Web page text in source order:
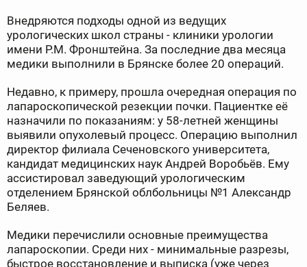
Внедряются подходы одной из ведущих
урологических школ страны - клиники урологии
имени Р.М. Фронштейна. За последние два месяца
медики выполнили в Брянске более 20 операций.
Недавно, к примеру, прошла очередная операция по
лапароскопической резекции почки. Пациентке её
назначили по показаниям: у 58-летней женщины
выявили опухолевый процесс. Операцию выполнил
директор филиала Сеченовского университета,
кандидат медицинских наук Андрей Воробьёв. Ему
ассистировал заведующий урологическим
отделением Брянской облбольницы №1 Александр
Беляев.
Медики перечислили основные преимущества
лапароскопии. Среди них - минимальные разрезы,
быстрое восстановление и выписка (уже через